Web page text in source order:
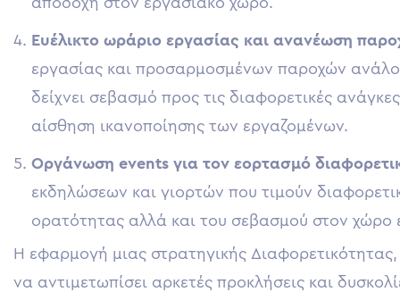
Ευέλικτο ωράριο εργασίας και ανανέωση
εργασίας και προσαρμοσμένων παροχών
δείχνει σεβασμό προς τις διαφορετικές
αίσθηση ικανοποίησης των εργαζομένων.
Οργάνωση events για τον εορτασμό
εκδηλώσεων και γιορτών που τιμούν
ορατότητας αλλά και του σεβασμού στον χώρο
Η εφαρμογή μιας στρατηγικής
να αντιμετωπίσει αρκετές προκλήσεις και